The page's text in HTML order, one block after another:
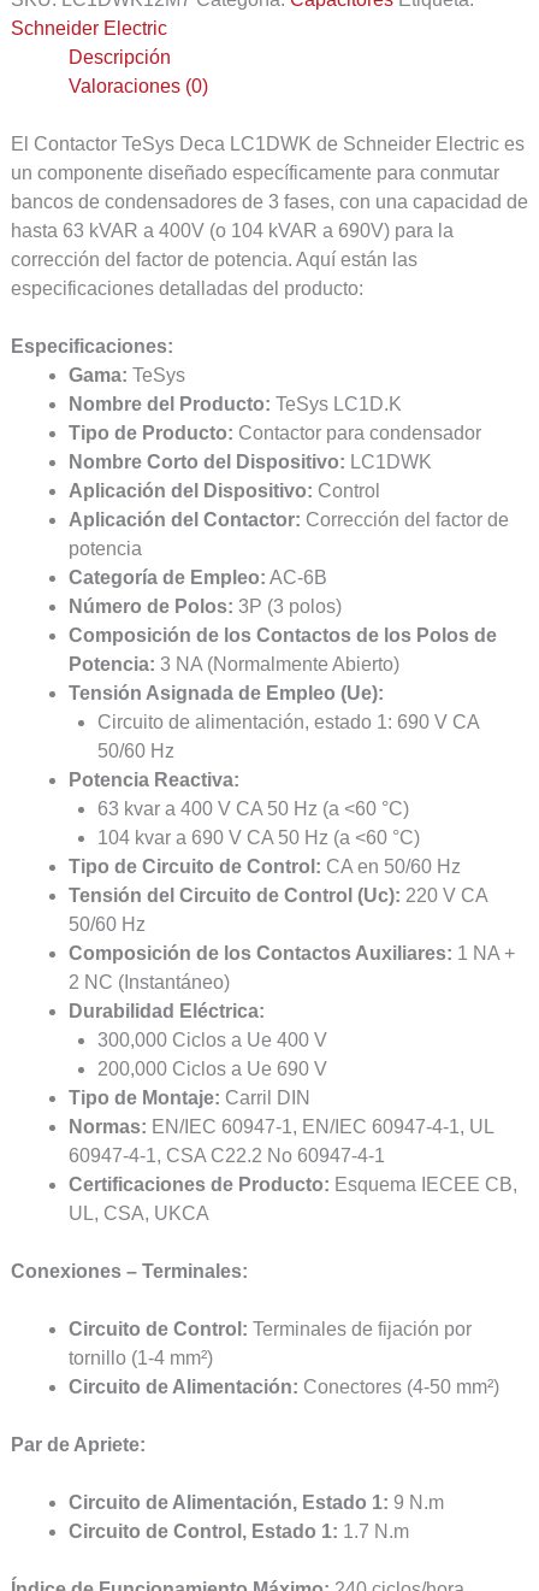
Schneider Electric
Descripción
Valoraciones (0)
El Contactor TeSys Deca LC1DWK de Schneider Electric es
un componente diseñado específicamente para conmutar
bancos de condensadores de 3 fases, con una capacidad de
hasta 63 kVAR a 400V (o 104 kVAR a 690V) para la
corrección del factor de potencia. Aquí están las
especificaciones detalladas del producto:
Especificaciones:
Gama: TeSys
Nombre del Producto: TeSys LC1D.K
Tipo de Producto: Contactor para condensador
Nombre Corto del Dispositivo: LC1DWK
Aplicación del Dispositivo: Control
Aplicación del Contactor: Corrección del factor de
potencia
Categoría de Empleo: AC-6B
Número de Polos: 3P (3 polos)
Composición de los Contactos de los Polos de
Potencia: 3 NA (Normalmente Abierto)
Tensión Asignada de Empleo (Ue):
Circuito de alimentación, estado 1: 690 V CA
50/60 Hz
Potencia Reactiva:
63 kvar a 400 V CA 50 Hz (a <60 °C)
104 kvar a 690 V CA 50 Hz (a <60 °C)
Tipo de Circuito de Control: CA en 50/60 Hz
Tensión del Circuito de Control (Uc): 220 V CA
50/60 Hz
Composición de los Contactos Auxiliares: 1 NA +
2 NC (Instantáneo)
Durabilidad Eléctrica:
300,000 Ciclos a Ue 400 V
200,000 Ciclos a Ue 690 V
Tipo de Montaje: Carril DIN
Normas: EN/IEC 60947-1, EN/IEC 60947-4-1, UL
60947-4-1, CSA C22.2 No 60947-4-1
Certificaciones de Producto: Esquema IECEE CB,
UL, CSA, UKCA
Conexiones – Terminales:
Circuito de Control: Terminales de fijación por
tornillo (1-4 mm²)
Circuito de Alimentación: Conectores (4-50 mm²)
Par de Apriete:
Circuito de Alimentación, Estado 1: 9 N.m
Circuito de Control, Estado 1: 1.7 N.m